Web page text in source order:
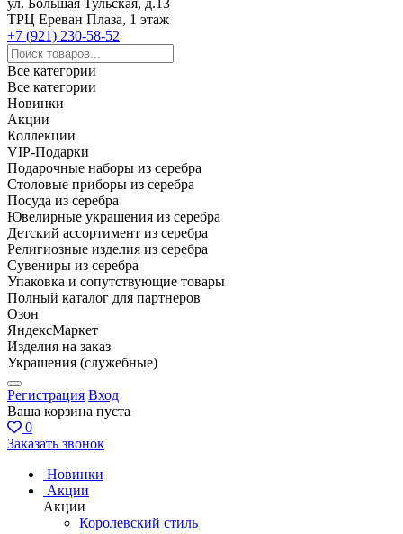
ул. Большая Тульская, д.13
ТРЦ Ереван Плаза, 1 этаж
+7 (921) 230-58-52
Все категории
Все категории
Новинки
Акции
Коллекции
VIP-Подарки
Подарочные наборы из серебра
Столовые приборы из серебра
Посуда из серебра
Ювелирные украшения из серебра
Детский ассортимент из серебра
Религиозные изделия из серебра
Сувениры из серебра
Упаковка и сопутствующие товары
Полный каталог для партнеров
Озон
ЯндексМаркет
Изделия на заказ
Украшения (служебные)
Регистрация Вход
Ваша корзина пуста
0
Заказать звонок
Новинки
Акции
Акции
Королевский стиль